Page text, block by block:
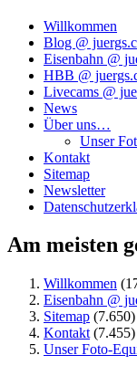
Willkommen
Blog @
Eisenbahn @
HBB @
Livecams @
News
Über uns…
Unser
Kontakt
Sitemap
Newsletter
Am meisten
Willkommen
Eisenbahn @
Sitemap (7.650)
Kontakt (7.455)
Unser Foto-